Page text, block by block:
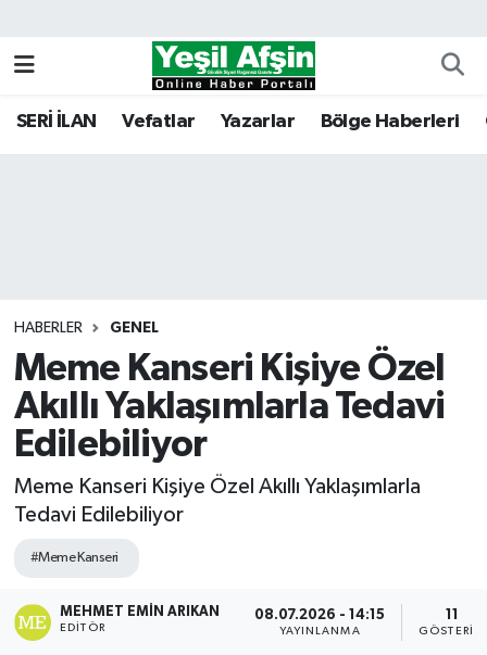
SERİ İLAN Vefatlar Yazarlar Bölge Haberleri
HABERLER GENEL
Meme Kanseri Kişiye Özel
Akıllı Yaklaşımlarla Tedavi
Edilebiliyor
Meme Kanseri Kişiye Özel Akıllı Yaklaşımlarla
Tedavi Edilebiliyor
#Meme Kanseri
MEHMET EMIN ARIKAN
EDITÖR
08.07.2026 - 14:15
YAYINLANMA
11
GÖSTERIM
Kahramanmaraş Nöbetçi Eczaneler
Tüm Manşetler
Son Dakika Haberleri